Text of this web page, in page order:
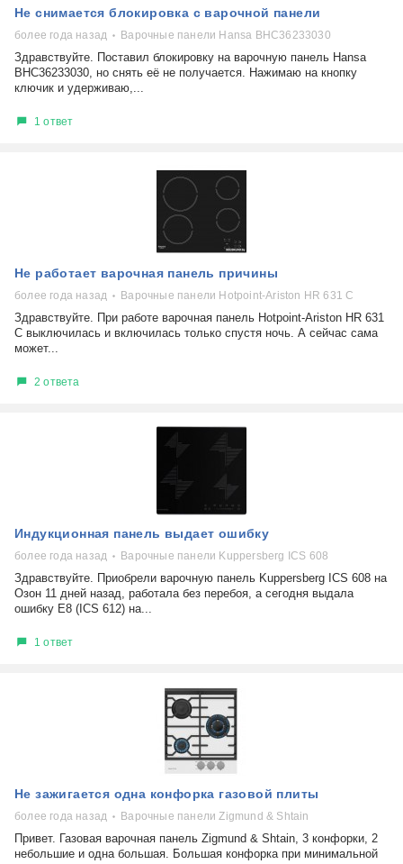
Не снимается блокировка с варочной панели
более года назад Варочные панели Hansa BHC36233030
Здравствуйте. Поставил блокировку на варочную панель Hansa
BHC36233030, но снять её не получается. Нажимаю на кнопку
ключик и удерживаю,...
1 ответ
Не работает варочная панель причины
более года назад Варочные панели Hotpoint-Ariston HR 631 C
Здравствуйте. При работе варочная панель Hotpoint-Ariston HR 631
C выключилась и включилась только спустя ночь. А сейчас сама
может...
2 ответа
Индукционная панель выдает ошибку
более года назад Варочные панели Kuppersberg ICS 608
Здравствуйте. Приобрели варочную панель Kuppersberg ICS 608 на
Озон 11 дней назад, работала без перебоя, а сегодня выдала
ошибку Е8 (ICS 612) на...
1 ответ
Не зажигается одна конфорка газовой плиты
более года назад Варочные панели ​Zigmund & Shtain​
Привет. Газовая варочная панель Zigmund & Shtain, 3 конфорки, 2
небольшие и одна большая. Большая конфорка при минимальной